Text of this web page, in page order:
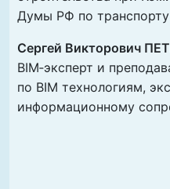
Думы РФ по транспорту
Сергей Викторович
BIM‑эксперт и
по BIM технологиям,
информационному